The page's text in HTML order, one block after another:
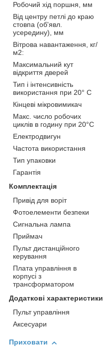
Робочий хід поршня, мм
Від центру петлі до краю
стовпа (об'явл.
усередину), мм
Вітрова навантаження, кг/
м2:
Максимальний кут
відкриття дверей
Тип і інтенсивність
використання при 20° C
Кінцеві мікровимикач
Макс. число робочих
циклів в годину при 20°C
Електродвигун
Частота використання
Тип упаковки
Гарантія
Комплектація
Привід для воріт
Фотоелементи безпеки
Сигнальна лампа
Приймач
Пульт дистанційного
керування
Плата управління в
корпусі з
трансформатором
Додаткові характеристики
Пульт управління
Аксесуари
Приховати